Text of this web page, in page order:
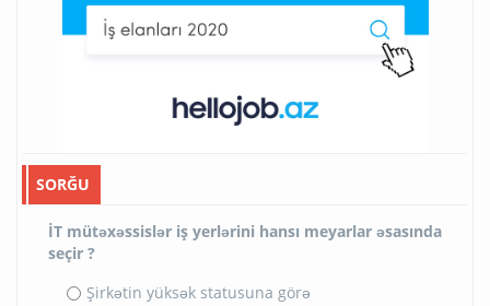
SORĞU
İT mütəxəssislər iş yerlərini hansı meyarlar əsasında
seçir ?
Şirkətin yüksək statusuna görə